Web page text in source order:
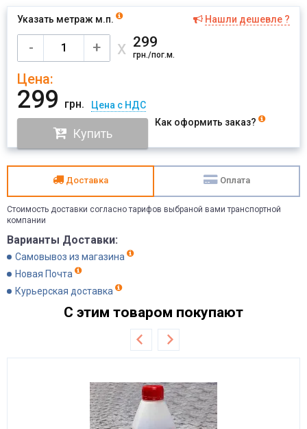
Указать метраж м.п. Нашли дешевле ?
- + х 299
грн./пог.м.
Цена:
299 грн. Цена с НДС
Купить
Как оформить заказ?
Доставка Оплата
Стоимость доставки согласно тарифов выбраной вами транспортной
компании
Варианты Доставки:
Самовывоз из магазина
Новая Почта
Курьерская доставка
С этим товаром покупают